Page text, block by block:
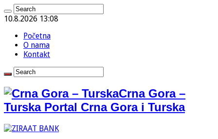
10.8.2026 13:08
Početna
O nama
Kontakt
Crna Gora –
Turska Portal Crna Gora i Turska